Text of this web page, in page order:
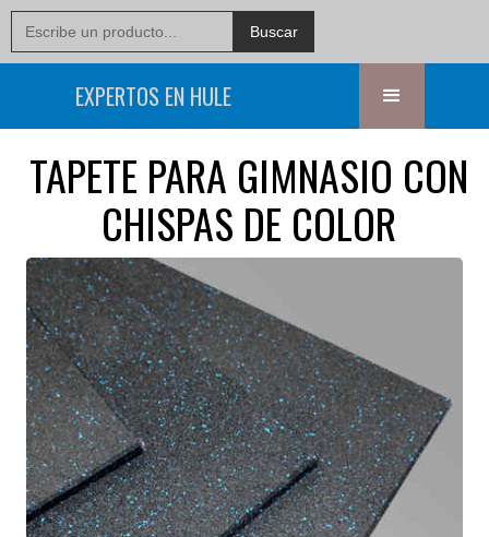
EXPERTOS EN HULE
TAPETE PARA GIMNASIO CON
CHISPAS DE COLOR